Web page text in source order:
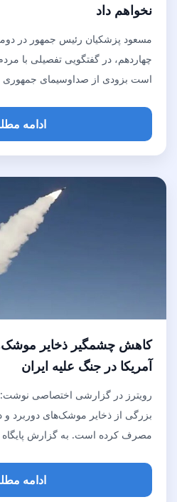
نخواهم داد
مسعود پزشکیان رئیس جمهور در
چهاردهم، در گفتگویی تفصیلی با
است بزودی از صداوسیمای جمهوری
ادامه
کاهش چشمگیر ذخایر
آمریکا در جنگ علیه ایران
رویترز در گزارشی اختصاصی نوشت:
بزرگی از ذخایر موشک‌های دوربرد و
مصرف کرده است. به گزارش پایگاه
ادامه